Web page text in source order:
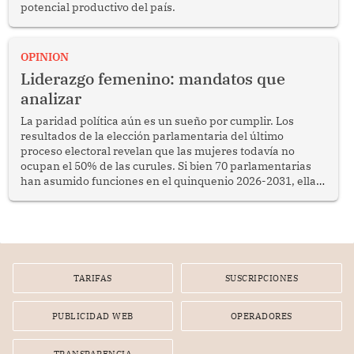
potencial productivo del país.
OPINION
Liderazgo femenino: mandatos que
analizar
La paridad política aún es un sueño por cumplir. Los
resultados de la elección parlamentaria del último
proceso electoral revelan que las mujeres todavía no
ocupan el 50% de las curules. Si bien 70 parlamentarias
han asumido funciones en el quinquenio 2026-2031, ellas
TARIFAS SUSCRIPCIONES
PUBLICIDAD WEB OPERADORES